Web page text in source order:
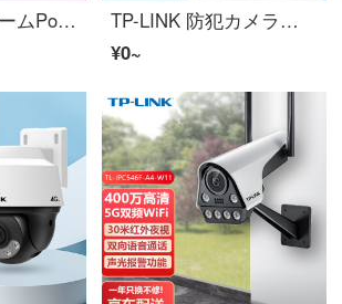
TP-LINK双目ズームPoE監視防犯カメラ 商超家用360°全寻HDワイヤレスWiFiフルカラー语音雲台半球モニター TL-IPC44KW双目ズーム版【標準版】 标一致不含メモリカード 400万スーパークリア 3倍光学混合ズーム
TP-LINK 防犯カメラ家用モニター360パノラマ家庭室内tplink可对话インターネットスマホリモートで门口HDIPC443ME-A4（无电源）
¥0~